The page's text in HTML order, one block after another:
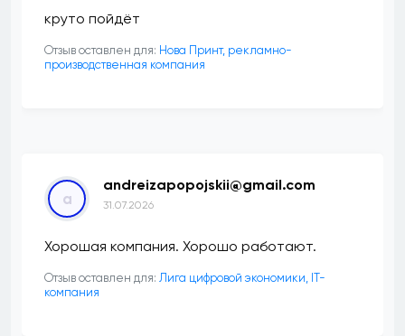
круто пойдёт
Отзыв оставлен для: Нова Принт, рекламно-
производственная компания
a
andreizapopojskii@gmail.com
31.07.2026
Хорошая компания. Хорошо работают.
Отзыв оставлен для: Лига цифровой экономики, IT-
компания